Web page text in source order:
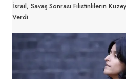
İsrail, Savaş Sonrası Filistinlilerin
Verdi